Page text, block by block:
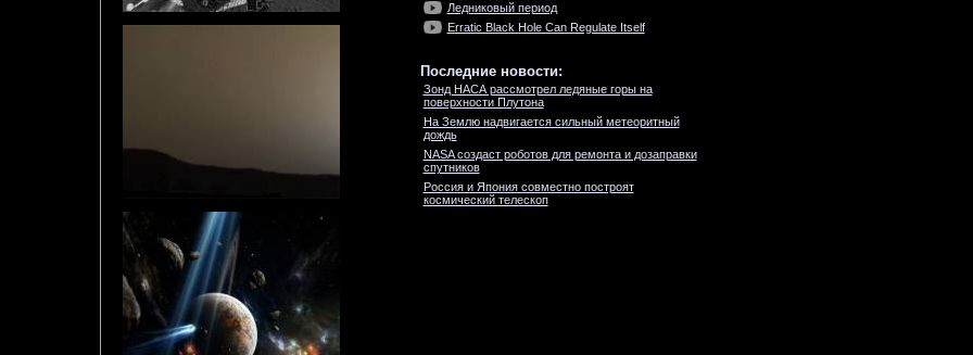
Ледниковый период
Erratic Black Hole Can Regulate Itself
Последние новости:
Зонд НАСА рассмотрел ледяные горы на
поверхности Плутона
На Землю надвигается сильный метеоритный
дождь
NASA создаст роботов для ремонта и дозаправки
спутников
Россия и Япония совместно построят
космический телескоп